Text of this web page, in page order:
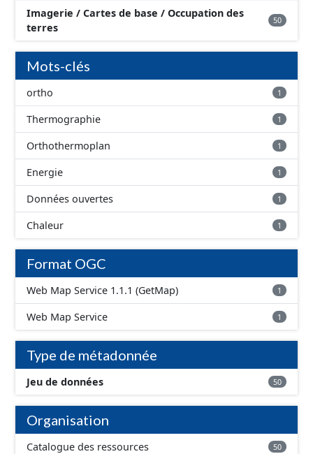
Imagerie / Cartes de base / Occupation des
terres
50
Mots-clés
ortho 1
Thermographie 1
Orthothermoplan 1
Energie 1
Données ouvertes 1
Chaleur 1
Format OGC
Web Map Service 1.1.1 (GetMap) 1
Web Map Service 1
Type de métadonnée
Jeu de données 50
Organisation
Catalogue des ressources 50